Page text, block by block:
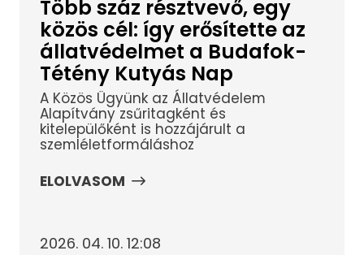
Több száz résztvevő, egy
közös cél: így erősítette az
állatvédelmet a Budafok-
Tétény Kutyás Nap
A Közös Ügyünk az Állatvédelem
Alapítvány zsűritagként és
kitelepülőként is hozzájárult a
szemléletformáláshoz
ELOLVASOM
2026. 04. 10. 12:08